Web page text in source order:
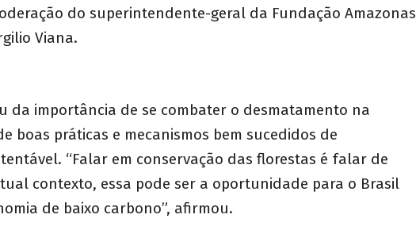
do superintendente-geral da Fundação Amazonas
Viana.
da importância de se combater o desmatamento na
boas práticas e mecanismos bem sucedidos de
“Falar em conservação das florestas é falar de
contexto, essa pode ser a oportunidade para o Brasil
de baixo carbono”, afirmou.